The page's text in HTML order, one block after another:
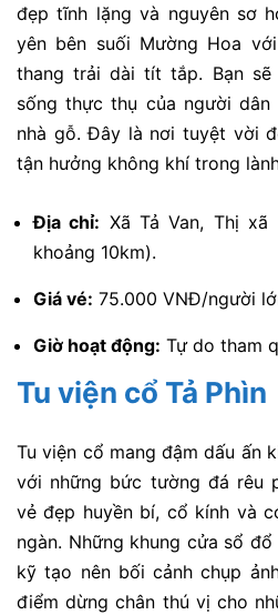
đẹp tĩnh lặng và nguyên sơ
yên bên suối Mường Hoa
thang trải dài tít tắp. Bạn
sống thực thụ của người
nhà gỗ. Đây là nơi tuyệt vời
tận hưởng không khí trong
Địa chỉ: Xã Tả Van, Thị
khoảng 10km).
Giá vé: 75.000 VNĐ/người
Giờ hoạt động: Tự do tham
Tu viện cổ Tả Phìn
Tu viện cổ mang đậm dấu ấn
với những bức tường đá rêu
vẻ đẹp huyền bí, cổ kính và
ngàn. Những khung cửa sổ
kỹ tạo nên bối cảnh chụp
điểm dừng chân thú vị cho